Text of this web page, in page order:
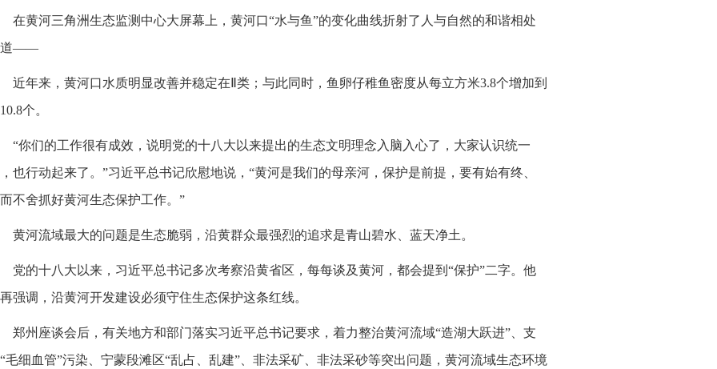
在黄河三角洲生态监测中心大屏幕上，黄河口“水与鱼”的变化曲线折射了人与自然的和谐相处
道——
近年来，黄河口水质明显改善并稳定在Ⅱ类；与此同时，鱼卵仔稚鱼密度从每立方米3.8个增加到
个。
“你们的工作很有成效，说明党的十八大以来提出的生态文明理念入脑入心了，大家认识统一
也行动起来了。”习近平总书记欣慰地说，“黄河是我们的母亲河，保护是前提，要有始有终、
不舍抓好黄河生态保护工作。”
黄河流域最大的问题是生态脆弱，沿黄群众最强烈的追求是青山碧水、蓝天净土。
党的十八大以来，习近平总书记多次考察沿黄省区，每每谈及黄河，都会提到“保护”二字。他
强调，沿黄河开发建设必须守住生态保护这条红线。
郑州座谈会后，有关地方和部门落实习近平总书记要求，着力整治黄河流域“造湖大跃进”、支
毛细血管”污染、宁蒙段滩区“乱占、乱建”、非法采矿、非法采砂等突出问题，黄河流域生态环境